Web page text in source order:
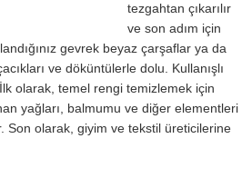
tezgahtan çıkarılır
ve son adım için
gevrek beyaz çarşaflar ya da
ve döküntülerle dolu. Kullanışlı
olarak, temel rengi temizlemek için
yağları, balmumu ve diğer elementleri
Son olarak, giyim ve tekstil üreticilerine